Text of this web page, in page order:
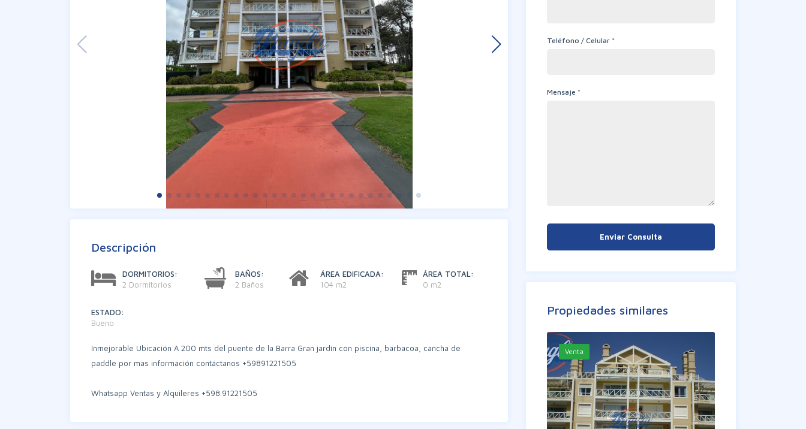
Descripción
DORMITORIOS:
2 Dormitorios
BAÑOS:
2 Baños
ÁREA EDIFICADA:
104 m2
ÁREA TOTAL:
0 m2
ESTADO:
Bueno
Inmejorable Ubicación A 200 mts del puente de la Barra Gran jardín con piscina, barbacoa, cancha de
paddle por mas información contáctanos +59891221505
Whatsapp Ventas y Alquileres +598.91221505
Teléfono / Celular *
Mensaje *
Enviar Consulta
Propiedades similares
Venta